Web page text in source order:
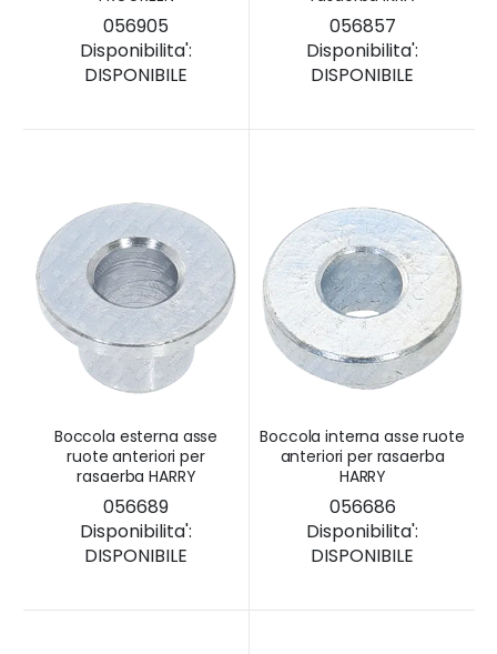
056905
Disponibilita':
DISPONIBILE
056857
Disponibilita':
DISPONIBILE
Boccola esterna asse
ruote anteriori per
rasaerba HARRY
056689
Disponibilita':
DISPONIBILE
Boccola interna asse ruote
anteriori per rasaerba
HARRY
056686
Disponibilita':
DISPONIBILE